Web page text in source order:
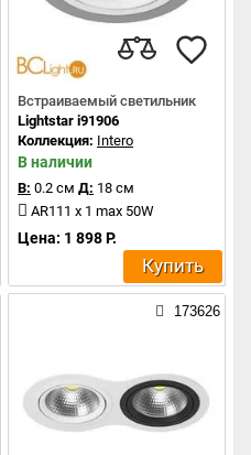
Встраиваемый светильник
Lightstar i91906
Коллекция: Intero
В наличии
В: 0.2 см Д: 18 см
AR111 x 1 max 50W
Цена: 1 898 Р.
Купить
173626